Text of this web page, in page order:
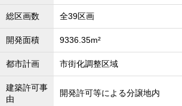
総区画数 全39区画
開発面積 9336.35m²
都市計画 市街化調整区域
建築許可事
由
開発許可等による分譲地内